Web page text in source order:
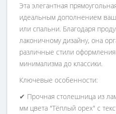
Эта элегантная
идеальным дополнением
или спальни. Благодаря
лаконичному дизайну, она
различные стили
минимализма до классики.
Ключевые особенности:
✔ Прочная столешница из
мм цвета "Тёплый орех" с